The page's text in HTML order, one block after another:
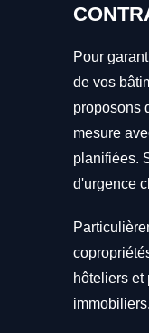
Pour
de vos
proposons
mesure
planifiées.
d'urgence
hôteliers et
immobiliers.